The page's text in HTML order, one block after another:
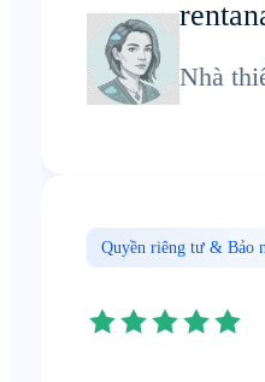
Nhà
Quyền riêng tư & Bảo